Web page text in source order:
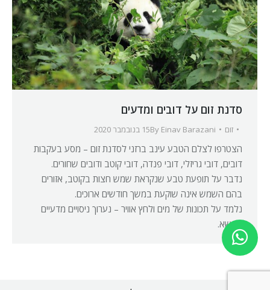
סדנת זום על דובים ומדעים
זום By Einav Barazani 15 בנובמבר 2020
הצטרפו לצלם הטבע עינב ברזני לסדנת זום – מסע בעקבות
דובים, דובי גריזלי, דובי פנדה, דובי קוטב ודובים שחורים.
נדבר על תופעת טבע שנקראת שמש חצות בקוטב, אזורים
בהם השמש אינה שוקעת במשך חודשים ארוכים.
נלמד על תכונות של מים ולחץ אוויר – נערוך ניסויים מדעיים
בנושא.